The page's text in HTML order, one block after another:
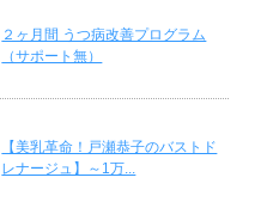
２ヶ月間 うつ病改善プログラム
（サポート無）
【美乳革命！戸瀬恭子のバストド
レナージュ】～1万...